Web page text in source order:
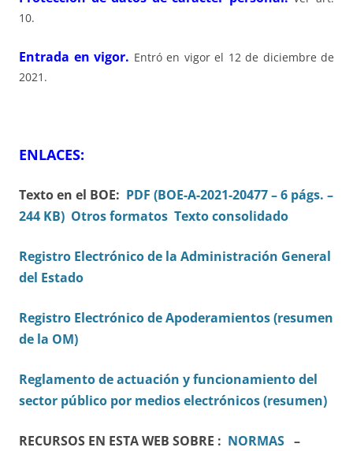
10.
Entrada en vigor. Entró en vigor el 12 de diciembre de
2021.
ENLACES:
Texto en el BOE: PDF (BOE-A-2021-20477 – 6 págs. –
244 KB) Otros formatos Texto consolidado
Registro Electrónico de la Administración General
del Estado
Registro Electrónico de Apoderamientos (resumen
de la OM)
Reglamento de actuación y funcionamiento del
sector público por medios electrónicos (resumen)
RECURSOS EN ESTA WEB SOBRE : NORMAS –